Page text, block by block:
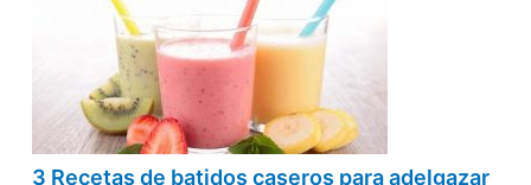
3 Recetas de batidos caseros para adelgazar